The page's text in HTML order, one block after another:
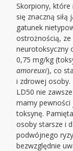
Skorpiony, które
się znaczną
gatunek
ostrożnością, ze
neurotoksyczny
0,75 mg/kg
amoreuxi), co
i zdrowej osoby.
LD50 nie
mamy pewności
toksynę.
osoby starsze i
podwójnego
bezwzględnie